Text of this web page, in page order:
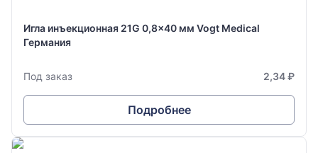
Игла инъекционная 21G 0,8x40 мм Vogt Medical
Германия
Под заказ 2,34 ₽
Подробнее